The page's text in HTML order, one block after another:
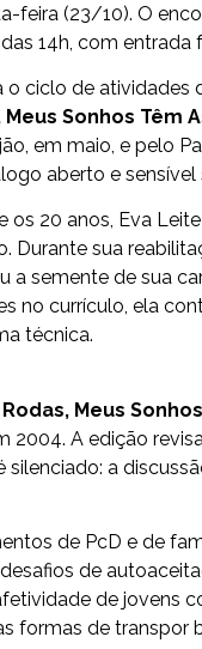
feira (23/10). O
14h, com entrada
o ciclo de
Sonhos Têm
em maio, e pelo
aberto e
os 20 anos, Eva
Durante sua
a semente de sua
no currículo, ela
técnica.
Meus
2004. A edição
silenciado: a
de PcD e de
de
de jovens
formas de transpor